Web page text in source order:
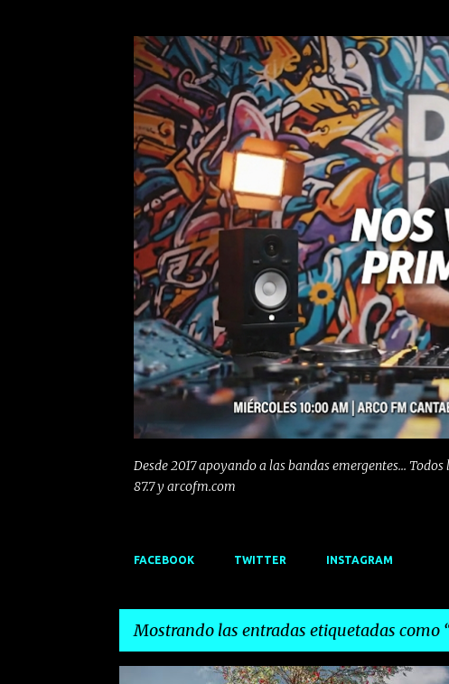
Desde 2017 apoyando a las bandas emergentes...
87.7 y arcofm.com
FACEBOOK TWITTER INSTAGRAM
Mostrando las entradas etiquetadas como